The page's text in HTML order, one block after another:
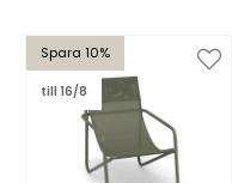
Spara 10%
till 16/8